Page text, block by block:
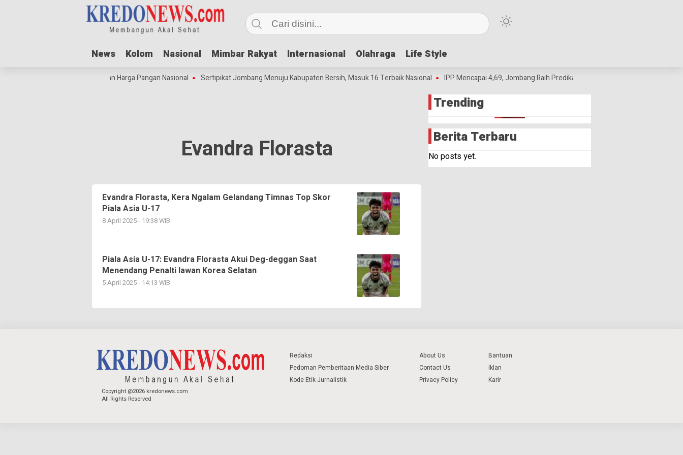
News Kolom Nasional Mimbar Rakyat Internasional Olahraga Life Style
News Kolom Nasional Mimbar Rakyat Internasional Olahraga Life Style
Idul Adha Dorong Lonjakan Harga Pangan Nasional Sertipikat Jombang Menuju Kabupaten Bersih, Masuk 16 Terbaik Nasional IPP Mencapai 4,69, Jombang Raih Predikat Terbaik Jawa Timur dan Peringkat
Evandra Florasta
Evandra Florasta, Kera Ngalam Gelandang Timnas Top Skor
Piala Asia U-17
8 April 2025 - 19:38 WIB
Piala Asia U-17: Evandra Florasta Akui Deg-deggan Saat
Menendang Penalti lawan Korea Selatan
5 April 2025 - 14:13 WIB
Trending
Berita Terbaru
No posts yet.
Copyright @2026 kredonews.com
All Rights Reserved
Redaksi
Pedoman Pemberitaan Media Siber
Kode Etik Jurnalistik
About Us
Contact Us
Privacy Policy
Bantuan
Iklan
Karir